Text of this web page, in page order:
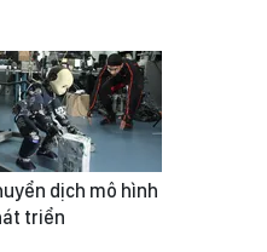
dịch mô hình
triển